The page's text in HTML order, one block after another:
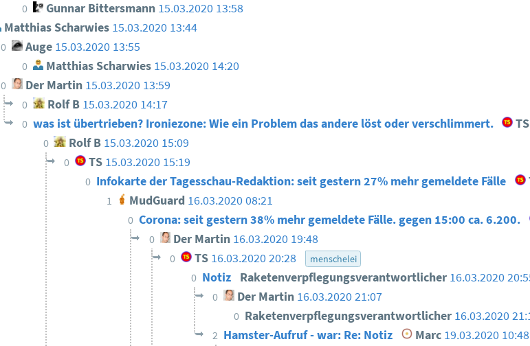
0 Gunnar Bittersmann 15.03.2020 13:58
Matthias Scharwies 15.03.2020 13:44
0 Auge 15.03.2020 13:55
0 Matthias Scharwies 15.03.2020 14:20
0 Der Martin 15.03.2020 13:59
0 Rolf B 15.03.2020 14:17
0 was ist übertrieben? Ironiezone: Wie ein Problem das andere löst oder verschlimmert. TS
0 Rolf B 15.03.2020 15:09
0 TS 15.03.2020 15:19
0 Infokarte der Tagesschau-Redaktion: seit gestern 27% mehr gemeldete Fälle
1 MudGuard 16.03.2020 08:21
0 Corona: seit gestern 38% mehr gemeldete Fälle. gegen 15:00 ca. 6.200.
0 Der Martin 16.03.2020 19:48
0 TS 16.03.2020 20:28 menschelei
0 Notiz Raketenverpflegungsverantwortlicher 16.03.2020
0 Der Martin 16.03.2020 21:07
0 Raketenverpflegungsverantwortlicher 16.03.2020
2 Hamster-Aufruf - war: Re: Notiz Marc 19.03.2020 10:48